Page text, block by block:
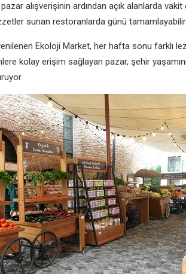
alışverişinin ardından açık alanlarda vakit
sunan restoranlarda günü tamamlayabilir.
Ekoloji Market, her hafta sonu farklı
kolay erişim sağlayan pazar, şehir